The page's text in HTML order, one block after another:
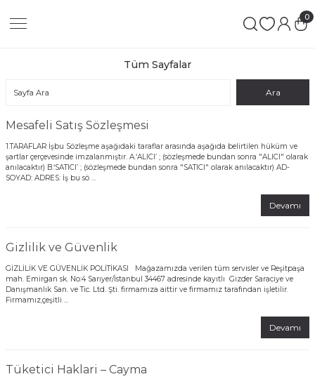
0
Tüm Sayfalar
Mesafeli Satış Sözleşmesi
1.TARAFLAR İşbu Sözleşme aşağıdaki taraflar arasında aşağıda belirtilen hüküm ve
şartlar çerçevesinde imzalanmıştır. A.‘ALICI’ ; (sözleşmede bundan sonra "ALICI" olarak
anılacaktır) B.‘SATICI’ ; (sözleşmede bundan sonra "SATICI" olarak anılacaktır) AD-
SOYAD: ADRES: İş bu sö ...
Devamı
Gizlilik ve Güvenlik
GİZLİLİK VE GÜVENLİK POLİTİKASI Mağazamızda verilen tüm servisler ve Reşitpaşa
mah. Emirgan sk. No:4 Sarıyer/İstanbul 34467 adresinde kayıtlı Gizder Saraciye ve
Danışmanlık San. ve Tic. Ltd. Şti. firmamıza aittir ve firmamız tarafından işletilir.
Firmamız,çeşitli ...
Devamı
Tüketici Haklari – Cayma